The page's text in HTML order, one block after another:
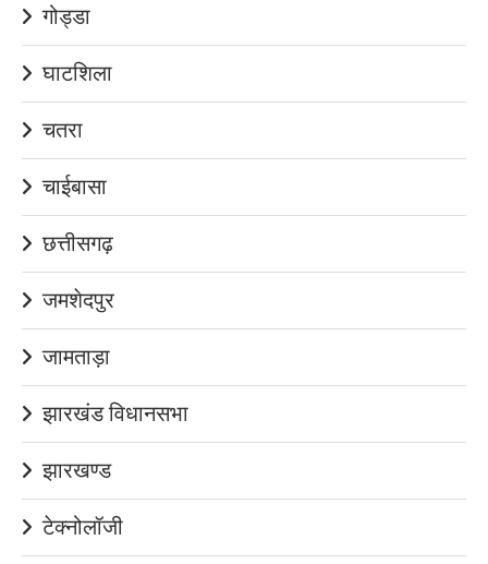
गोड्डा
घाटशिला
चतरा
चाईबासा
छत्तीसगढ़
जमशेदपुर
जामताड़ा
झारखंड विधानसभा
झारखण्ड
टेक्नोलॉजी